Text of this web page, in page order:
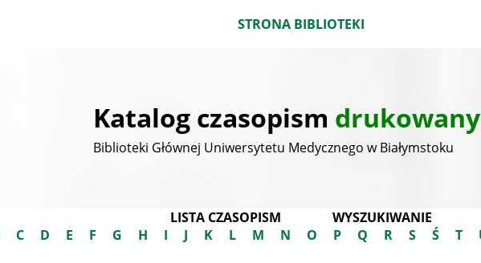
STRONA BIBLIOTEKI
Katalog czasopism
Biblioteki Głównej Uniwersytetu Medycznego w Białymstoku
LISTA CZASOPISM
WYSZUKIWANIE
C D E F G H I J K L M N O P Q R S Ś T